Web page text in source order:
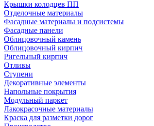
Крышки колодцев ПП
Отделочные материалы
Фасадные материалы и подсистемы
Фасадные панели
Облицовочный камень
Облицовочный кирпич
Ригельный кирпич
Отливы
Ступени
Декоративные элементы
Напольные покрытия
Модульный паркет
Лакокрасочные материалы
Краска для разметки дорог